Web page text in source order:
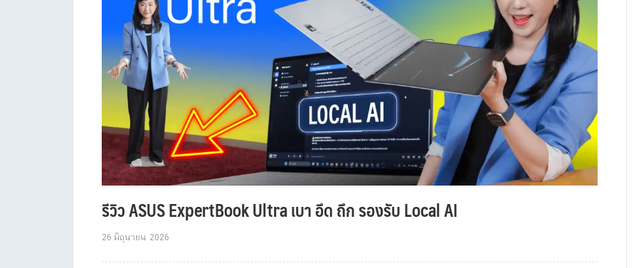
รีวิว ASUS ExpertBook Ultra เบา อึด ถึก รองรับ Local AI
26 มิถุนายน 2026